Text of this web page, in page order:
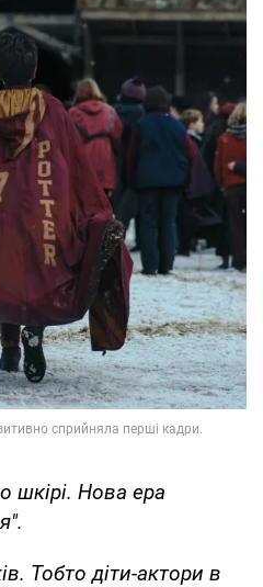
шкірі. Нова ера
Тобто діти-актори в